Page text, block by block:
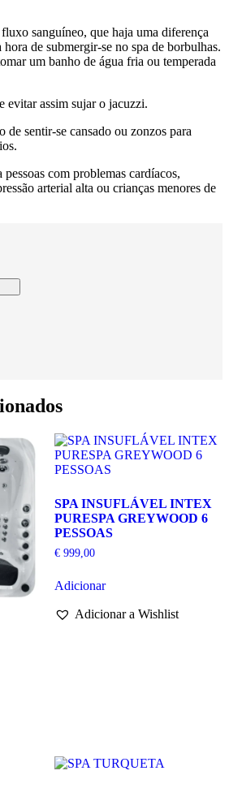
sanguíneo, que haja uma diferença
de submergir-se no spa de borbulhas.
um banho de água fria ou temperada
evitar assim sujar o jacuzzi.
de sentir-se cansado ou zonzos para
com problemas cardíacos,
arterial alta ou crianças menores de
SPA INSUFLÁVEL INTEX
PURESPA GREYWOOD 6
PESSOAS
€999,00
Adicionar
Adicionar a Wishlist